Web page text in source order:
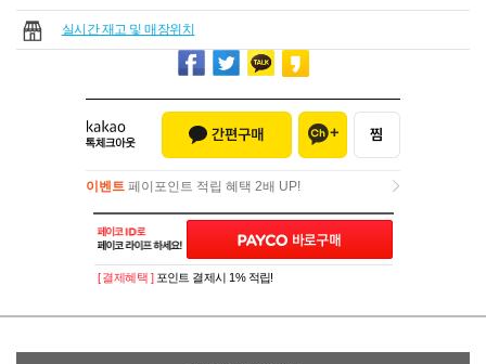
실시간 재고 및 매장위치
이벤트 페이포인트 적립 혜택 2배 UP!
이벤트페이포인트 적립 혜택 2배 UP!
[ 결제혜택 ] 포인트 결제시 1% 적립!